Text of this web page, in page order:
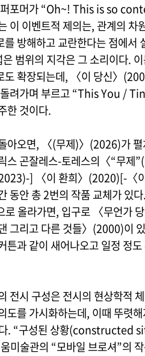
퍼포머가 “Oh~! This is so
이 이벤트적 제의는, 관계의 차
방해하고 교란한다는 점에서
범위의 지각은 그 소리이다.
도 확장되는데, 〈이 당신〉
돌려가며 부르고 “This You /
한 것이다.
아오면, 〈(무제)〉(2026)가
스 곤잘레스-토레스의〈“무제
] 〈이 환희〉(2020)[-〈
동안 총 2번의 작품 교체가 있
올라가면, 입구로 〈무언가
그리고 다른 것들〉(2000)이
튼과 같이 새어나오고 일정 정
전시 구성은 전시의 현상학적
도를 가시화하는데, 이때 뚜렷
다. “구성된 상황
미술관의 “모바일 브로셔”의